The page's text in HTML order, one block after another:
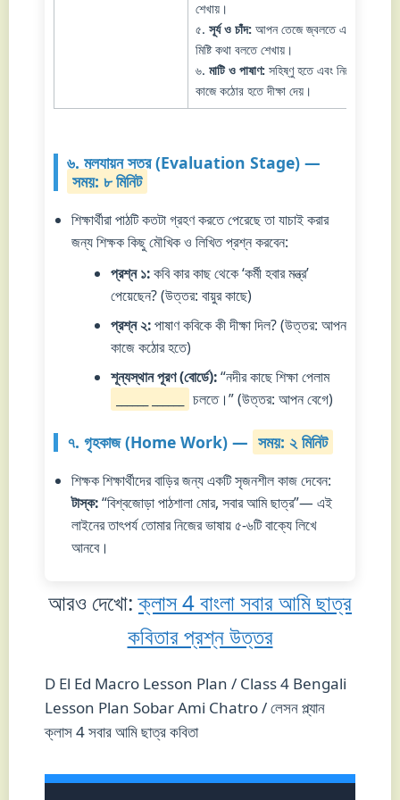
শেখায়।
৫. সূর্য ও চাঁদ: আপন তেজে জ্বলতে এবং
মিষ্টি কথা বলতে শেখায়।
৬. মাটি ও পাষাণ: সহিষ্ণু হতে এবং নিজের
কাজে কঠোর হতে দীক্ষা দেয়।
৬. মূল্যায়ন স্তর (Evaluation Stage) —
সময়: ৮ মিনিট
শিক্ষার্থীরা পাঠটি কতটা গ্রহণ করতে পেরেছে তা যাচাই করার
জন্য শিক্ষক কিছু মৌখিক ও লিখিত প্রশ্ন করবেন:
প্রশ্ন ১:কবি কার কাছ থেকে ‘কর্মী হবার মন্ত্র’
পেয়েছেন? (উত্তর: বায়ুর কাছে)
প্রশ্ন ২:পাষাণ কবিকে কী দীক্ষা দিল? (উত্তর: আপন
কাজে কঠোর হতে)
শূন্যস্থান পূরণ (বোর্ডে):“নদীর কাছে শিক্ষা পেলাম
চলতে।” (উত্তর: আপন বেগে)
৭. গৃহকাজ (Home Work) — সময়: ২ মিনিট
শিক্ষক শিক্ষার্থীদের বাড়ির জন্য একটি সৃজনশীল কাজ দেবেন:
টাস্ক:“বিশ্বজোড়া পাঠশালা মোর, সবার আমি ছাত্র”— এই
লাইনের তাৎপর্য তোমার নিজের ভাষায় ৫-৬টি বাক্যে লিখে
আনবে।
আরও দেখো:ক্লাস 4 বাংলা সবার আমি ছাত্র
কবিতার প্রশ্ন উত্তর
D El Ed Macro Lesson Plan / Class 4 Bengali
Lesson Plan Sobar Ami Chatro / লেসন প্ল্যান
ক্লাস 4 সবার আমি ছাত্র কবিতা